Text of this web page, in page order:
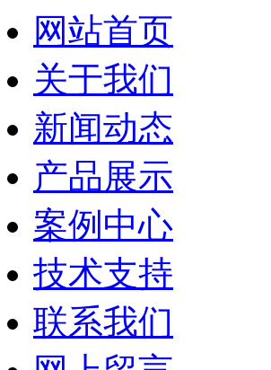
网站首页
关于我们
新闻动态
产品展示
案例中心
技术支持
联系我们